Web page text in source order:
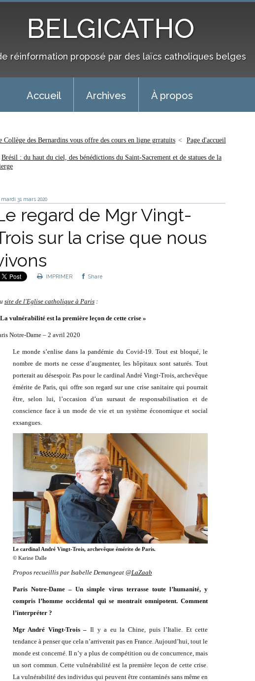
BELGICATHO
réinformation proposé par des laïcs catholiques belges
Accueil Archives À propos
Collège des Bernardins vous offre des cours en ligne grratuits Page d'accueil
Brésil : du haut du ciel, des bénédictions du Saint-Sacrement et de statues de la
mardi 31 mars 2020
regard de Mgr Vingt-
sur la crise que nous
IMPRIMER Share
site de l'Eglise catholique à Paris:
vulnérabilité est la première leçon de cette crise »
Notre-Dame – 2 avril 2020
Le monde s’enlise dans la pandémie du Covid-19. Tout est bloqué, le
nombre de morts ne cesse d’augmenter, les hôpitaux sont saturés. Tout
porterait au désespoir. Pas pour le cardinal André Vingt-Trois, archevêque
émérite de Paris, qui offre son regard sur une crise sanitaire qui pourrait
être, selon lui, l’occasion d’un sursaut de responsabilisation et de
conscience face à un mode de vie et un système économique et social
exsangues.
Le cardinal André Vingt-Trois, archevêque émérite de Paris.
© Karine Dalle
Propos recueillis par Isabelle Demangeat @LaZaab
Paris Notre-Dame – Un simple virus terrasse toute l’humanité, y
compris l’homme occidental qui se montrait omnipotent. Comment
l’interpréter ?
Mgr André Vingt-Trois – Il y a eu la Chine, puis l’Italie. Et cette
tendance à penser que cela n’arriverait pas en France. Aujourd’hui, tout le
monde est concerné. Il n’y a plus de compétition ou de concurrence, mais
un sort commun. Cette vulnérabilité est la première leçon de cette crise.
La vulnérabilité des individus qui peuvent être contaminés sans même en